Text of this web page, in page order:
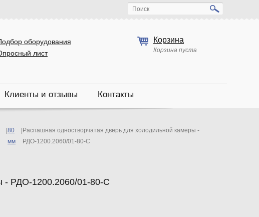
Поиск
оборудования
лист
Корзина
Корзина пуста
Клиенты и отзывы Контакты
|80
мм
Распашная одностворчатая дверь для холодильной камеры -
РДО-1200.2060/01-80-C
- РДО-1200.2060/01-80-C